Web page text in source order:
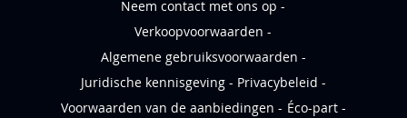
Neem contact met ons op
Verkoopvoorwaarden
Algemene gebruiksvoorwaarden
Juridische kennisgeving
Privacybeleid
Voorwaarden van de aanbiedingen
Éco-part